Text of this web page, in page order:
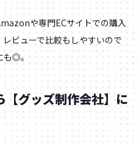
や専門ECサイトでの購入
ビューで比較もしやすいので
◎。
【グッズ制作会社】に